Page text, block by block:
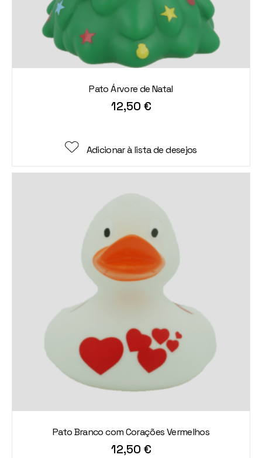
Pato Árvore de Natal
12,50 €
Adicionar à lista de desejos
Pato Branco com Corações Vermelhos
12,50 €